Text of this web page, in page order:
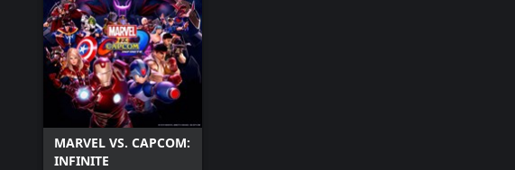
MARVEL VS. CAPCOM:
INFINITE